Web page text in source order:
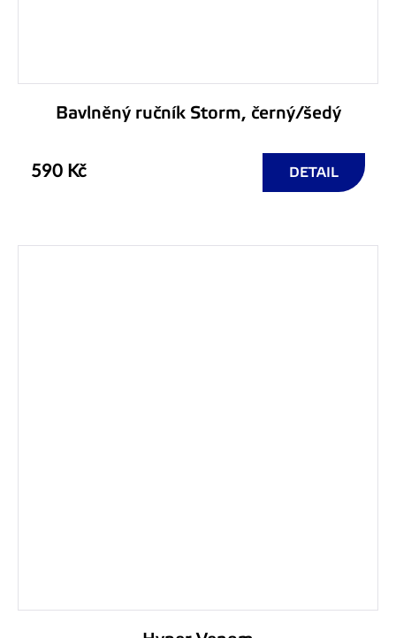
Bavlněný ručník Storm, černý/šedý
590 Kč DETAIL